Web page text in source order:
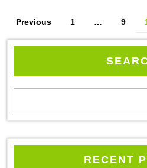
Previous 1 … 9
RECENT